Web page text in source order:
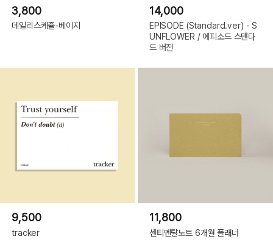
3,800
데일리스케쥴-베이지
14,000
EPISODE (Standard.ver) - S
UNFLOWER / 에피소드 스탠다
드 버전
9,500
tracker
11,800
센티멘탈노트 6개월 플래너